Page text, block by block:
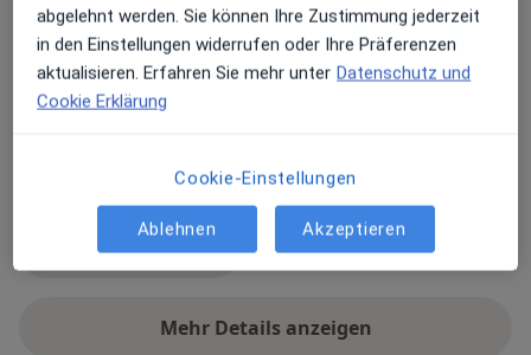
Fotos und Videos
Galerie ansehen (4)
Mehr Details anzeigen
über Erfahrungen
abgelehnt werden. Sie können Ihre Zustimmung jederzeit
in den Einstellungen widerrufen oder Ihre Präferenzen
aktualisieren. Erfahren Sie mehr unter Datenschutz und
Cookie Erklärung
Cookie-Einstellungen
Ablehnen Akzeptieren